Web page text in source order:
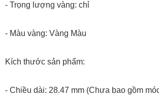
- Trọng lượng vàng: chỉ
- Màu vàng: Vàng Màu
Kích thước sản phẩm:
- Chiều dài: 28.47 mm (Chưa bao gồm